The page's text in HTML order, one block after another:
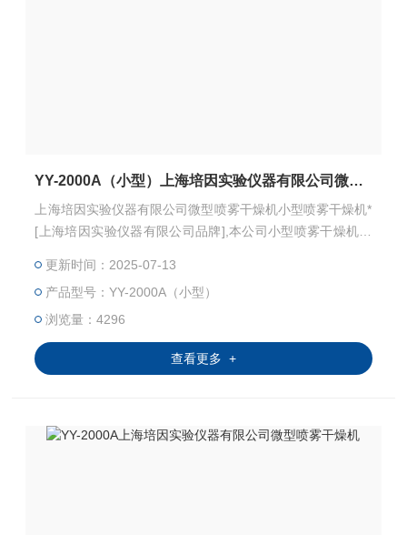
YY-2000A（小型）上海培因实验仪器有限公司微型喷雾干燥机
上海培因实验仪器有限公司微型喷雾干燥机小型喷雾干燥机*
[上海培因实验仪器有限公司品牌],本公司小型喷雾干燥机进
更新时间：2025-07-13
产品型号：YY-2000A（小型）
浏览量：4296
查看更多 +